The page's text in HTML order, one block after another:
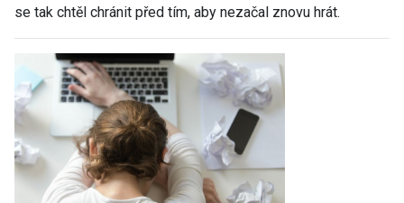
se tak chtěl chránit před tím, aby nezačal znovu hrát.